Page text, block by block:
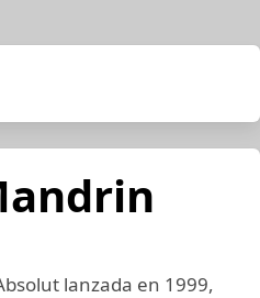
lanzada en 1999,